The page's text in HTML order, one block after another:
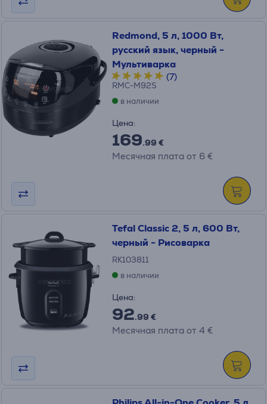
Redmond, 5 л, 1000 Вт,
русский язык, черный -
Мультиварка
(7)
RMC-M92S
в наличии
Цена:
169.99 €
Месячная плата от 6 €
Tefal Classic 2, 5 л, 600 Вт,
черный - Рисоварка
RK103811
в наличии
Цена:
92.99 €
Месячная плата от 4 €